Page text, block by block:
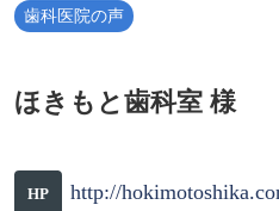
歯科医院の声
ほきもと歯科室 様
HP http://